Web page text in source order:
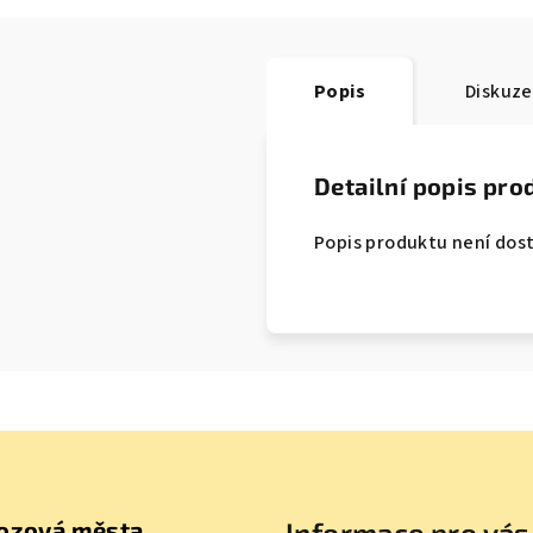
Popis Diskuze
Detailní popis
Popis produktu není